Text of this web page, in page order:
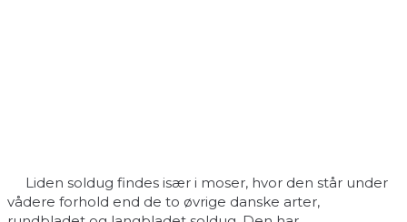
Liden soldug findes især i moser, hvor den står under
vådere forhold end de to øvrige danske arter,